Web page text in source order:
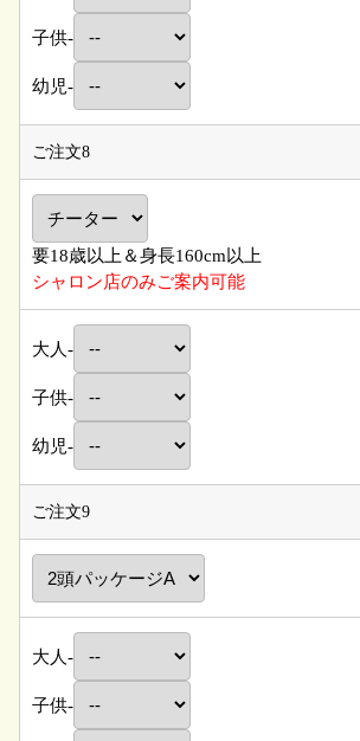
子供-
幼児-
ご注文8
要18歳以上＆身長160cm以上
シャロン店のみご案内可能
大人-
子供-
幼児-
ご注文9
大人-
子供-